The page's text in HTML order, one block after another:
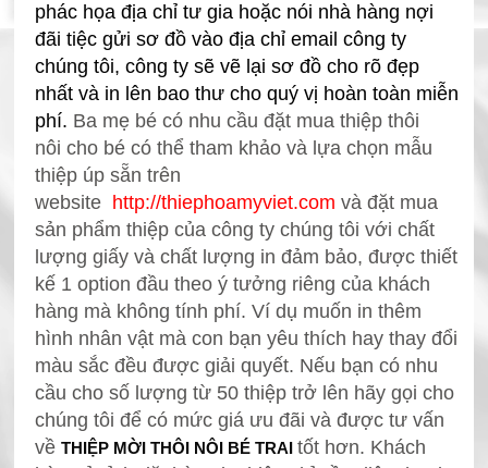
phác họa địa chỉ tư gia hoặc nói nhà hàng nợi
đãi tiệc gửi sơ đồ vào địa chỉ email công ty
chúng tôi, công ty sẽ vẽ lại sơ đồ cho rõ đẹp
nhất và in lên bao thư cho quý vị hoàn toàn miễn
phí. Ba mẹ bé có nhu cầu đặt mua thiệp thôi
nôi cho bé có thể tham khảo và lựa chọn mẫu
thiệp úp sẵn trên
website http://thiephoamyviet.com và đặt mua
sản phẩm thiệp của công ty chúng tôi với chất
lượng giấy và chất lượng in đảm bảo, được thiết
kế 1 option đầu theo ý tưởng riêng của khách
hàng mà không tính phí. Ví dụ muốn in thêm
hình nhân vật mà con bạn yêu thích hay thay đổi
màu sắc đều được giải quyết. Nếu bạn có nhu
cầu cho số lượng từ 50 thiệp trở lên hãy gọi cho
chúng tôi để có mức giá ưu đãi và được tư vấn
về THIỆP MỜI THÔI NÔI BÉ TRAI tốt hơn. Khách